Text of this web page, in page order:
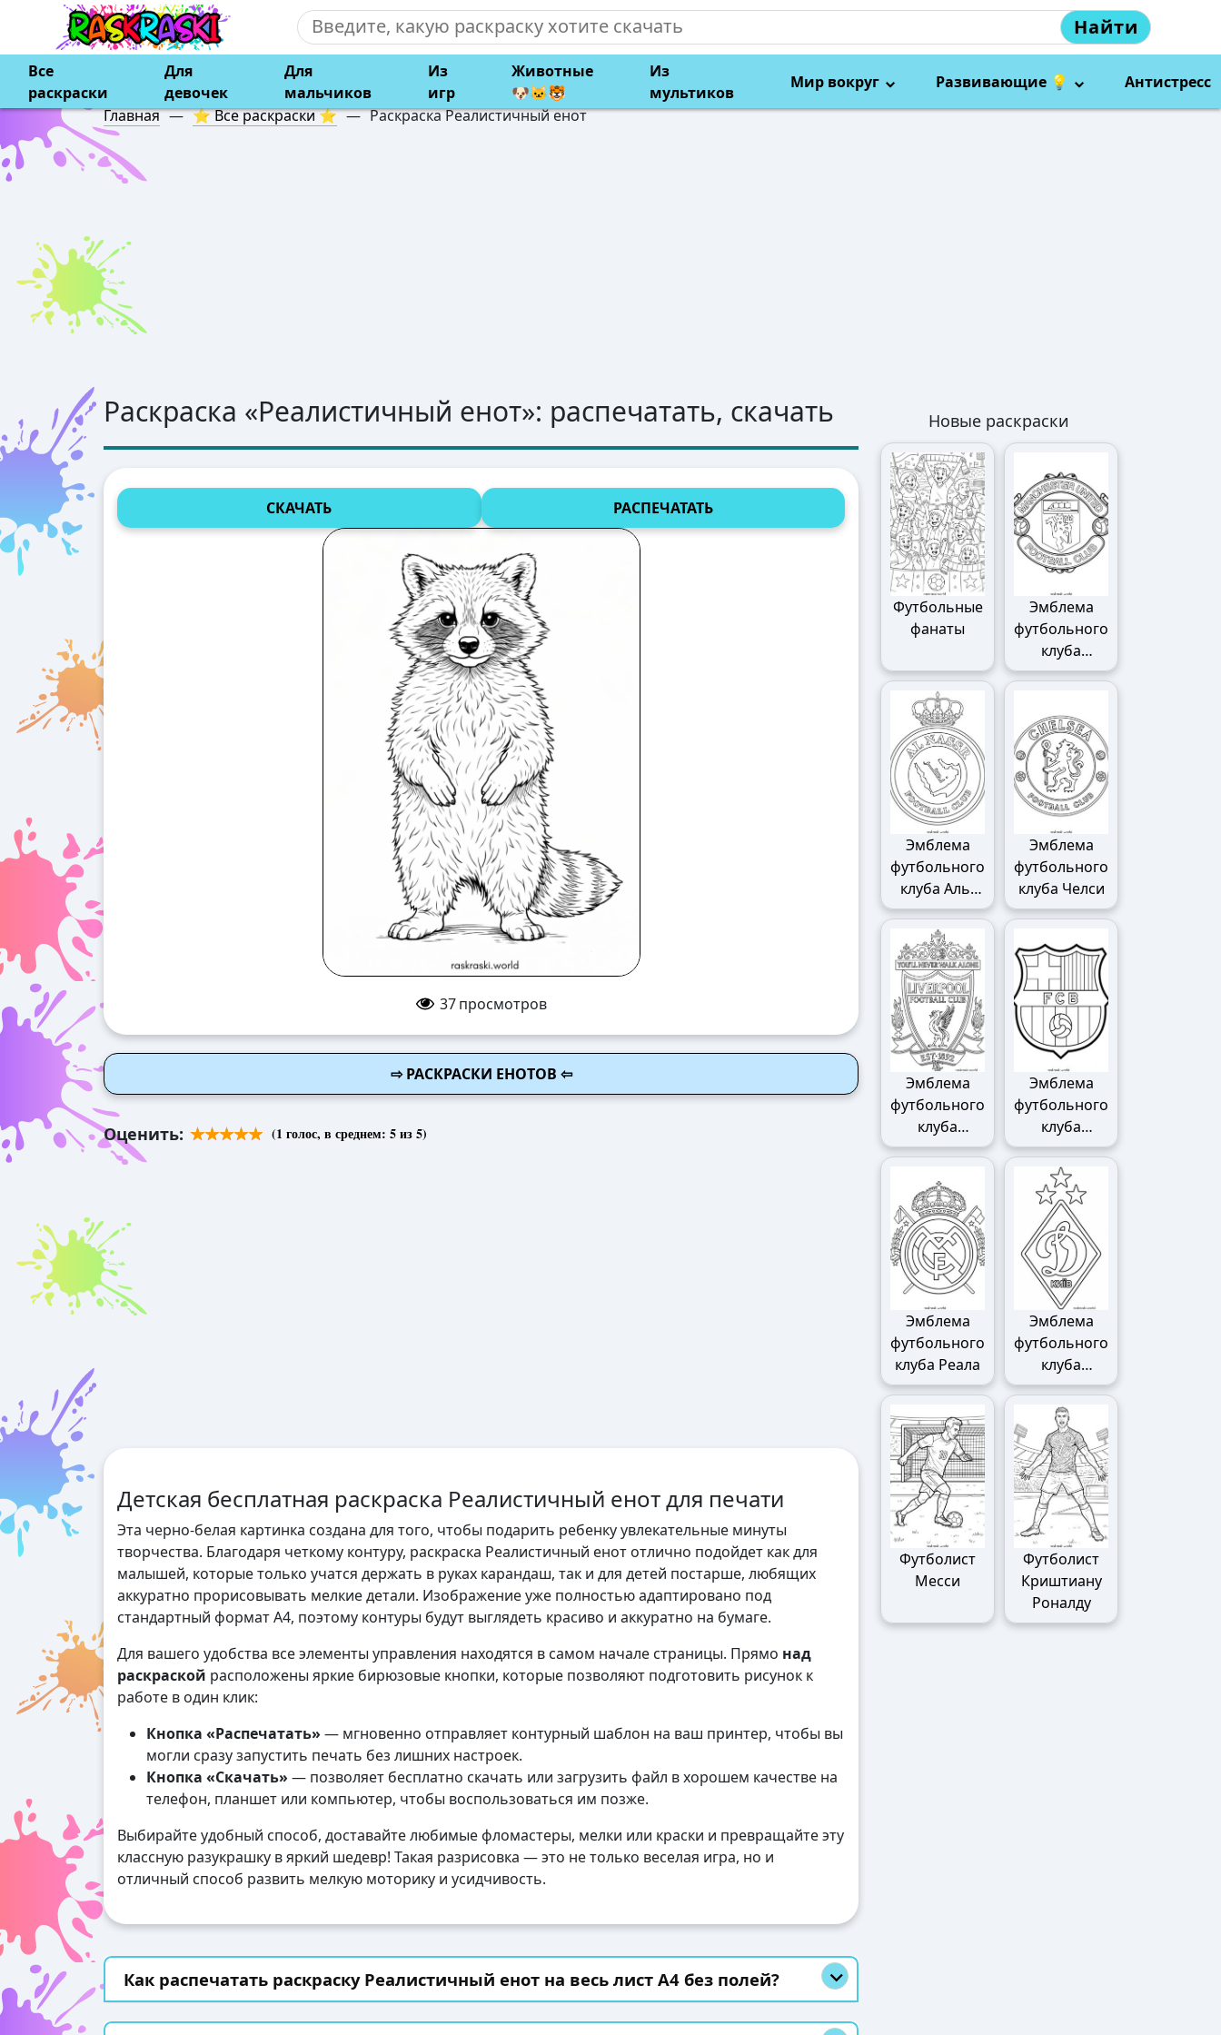
Найти
Все
раскраски
Для
девочек
Для
мальчиков
Из
игр
Животные
🐶🐱🐯
Из
мультиков
Мир вокруг Развивающие 💡
Антистресс
Главная — ⭐ Все раскраски ⭐ — Раскраска Реалистичный енот
Раскраска «Реалистичный енот»: распечатать, скачать
СКАЧАТЬ РАСПЕЧАТАТЬ
37 просмотров
⇨ РАСКРАСКИ ЕНОТОВ ⇦
Оценить: (1 голос, в среднем: 5из 5)
Детская бесплатная раскраска Реалистичный енот для печати
Эта черно-белая картинка создана для того, чтобы подарить ребенку увлекательные минуты
творчества. Благодаря четкому контуру, раскраска Реалистичный енот отлично подойдет как для
малышей, которые только учатся держать в руках карандаш, так и для детей постарше, любящих
аккуратно прорисовывать мелкие детали. Изображение уже полностью адаптировано под
стандартный формат А4, поэтому контуры будут выглядеть красиво и аккуратно на бумаге.
Для вашего удобства все элементы управления находятся в самом начале страницы. Прямо над
раскраской расположены яркие бирюзовые кнопки, которые позволяют подготовить рисунок к
работе в один клик:
Кнопка «Распечатать» — мгновенно отправляет контурный шаблон на ваш принтер, чтобы вы
могли сразу запустить печать без лишних настроек.
Кнопка «Скачать» — позволяет бесплатно скачать или загрузить файл в хорошем качестве на
телефон, планшет или компьютер, чтобы воспользоваться им позже.
Выбирайте удобный способ, доставайте любимые фломастеры, мелки или краски и превращайте эту
классную разукрашку в яркий шедевр! Такая разрисовка — это не только веселая игра, но и
отличный способ развить мелкую моторику и усидчивость.
Как распечатать раскраску Реалистичный енот на весь лист А4 без полей?
Новые раскраски
Футбольные
фанаты
Эмблема
футбольного
клуба
Манчестер
Эмблема
футбольного
клуба Аль-
Наср
Эмблема
футбольного
клуба Челси
Эмблема
футбольного
клуба
Ливерпуля
Эмблема
футбольного
клуба
Барселоны
Эмблема
футбольного
клуба Реала
Эмблема
футбольного
клуба
Динамо
Футболист
Месси
Футболист
Криштиану
Роналду